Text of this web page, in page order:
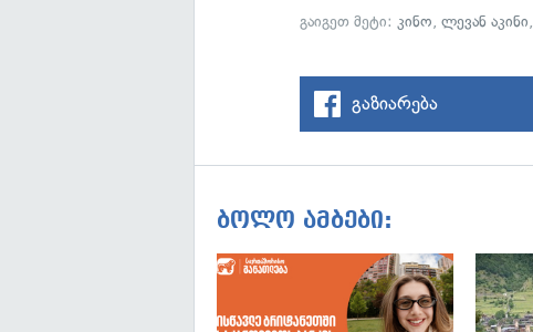
გაიგეთ მეტი:კინო,ლევან აკინი,
გაზიარება
ბოლო ამბები: